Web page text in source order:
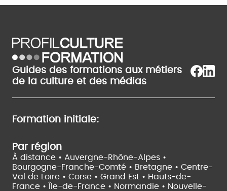
Guides des formations aux métiers
de la culture et des médias
Formation initiale:
Par région
À distance • Auvergne-Rhône-Alpes •
Bourgogne-Franche-Comté • Bretagne • Centre-
Val de Loire • Corse • Grand Est • Hauts-de-
France •
Île-de-France • Normandie • Nouvelle-